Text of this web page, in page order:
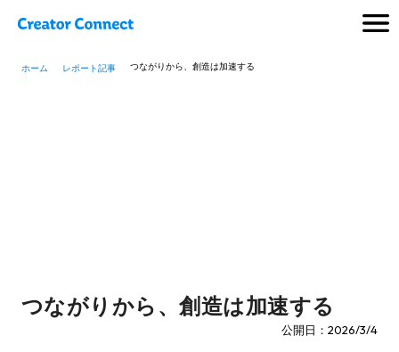
ホーム レポート記事 つながりから、創造は加速する
つながりから、創造は加速する
公開日：2026/3/4